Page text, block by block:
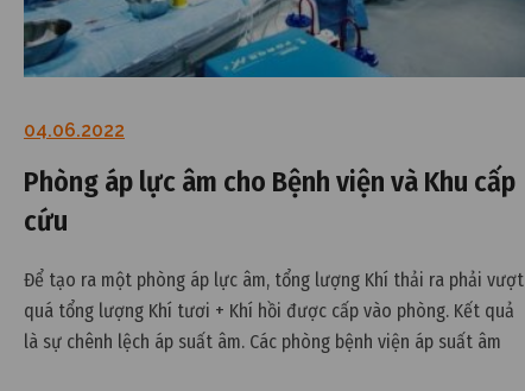
04.06.2022
Phòng áp lực âm cho Bệnh viện và Khu cấp
cứu
Để tạo ra một phòng áp lực âm, tổng lượng Khí thải ra phải vượt
quá tổng lượng Khí tươi + Khí hồi được cấp vào phòng. Kết quả
là sự chênh lệch áp suất âm. Các phòng bệnh viện áp suất âm